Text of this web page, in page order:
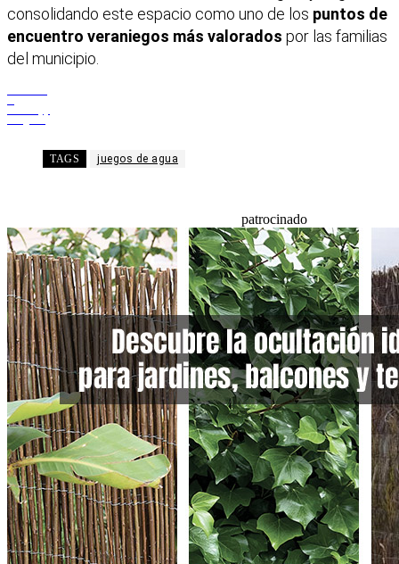
consolidando este espacio como uno de los puntos de
encuentro veraniegos más valorados por las familias
del municipio.
TAGS juegos de agua
patrocinado